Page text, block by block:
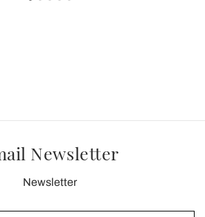
Newsletter
Newsletter